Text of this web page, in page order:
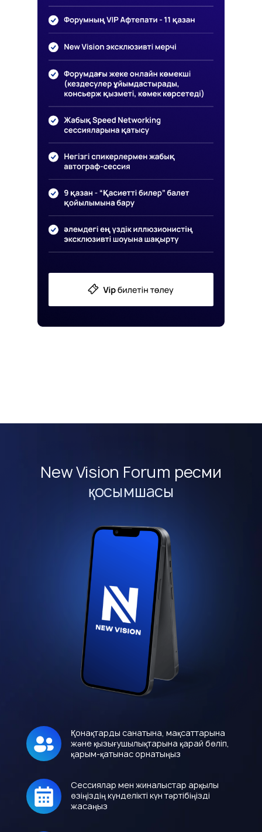
New Vision Forum ресми
қосымшасы
Сессиялар мен жиналыстар арқылы
өзіңіздің күнделікті күн тәртібіңізді
жасаңыз
Қонақтарды санатына, мақсаттарына
және қызығушылықтарына қарай бөліп,
қарым-қатынас орнатыңыз